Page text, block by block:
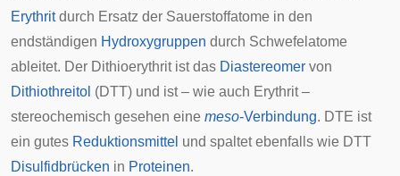
Erythritdurch Ersatz der Sauerstoffatome in den
endständigen Hydroxygruppen durch Schwefelatome
ableitet. Der Dithioerythrit ist das Diastereomer von
Dithiothreitol (DTT) und ist – wie auch Erythrit –
stereochemisch gesehen eine meso-Verbindung. DTE ist
ein gutes Reduktionsmittel und spaltet ebenfalls wie DTT
Disulfidbrücken in Proteinen.